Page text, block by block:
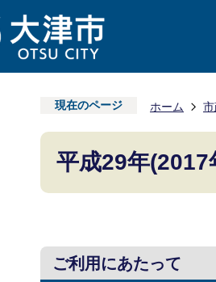
現在のページ ホーム
平成29年(2017
ご利用にあたって